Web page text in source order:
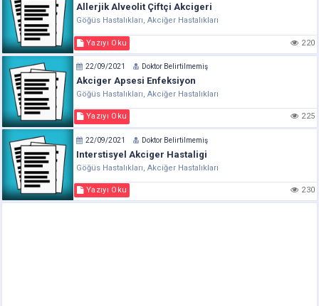
Allerjik Alveolit Çiftçi Akcigeri
Göğüs Hastalıkları, Akciğer Hastalıkları
Yazıyı Oku 220
22/09/2021 Doktor Belirtilmemiş
Akciger Apsesi Enfeksiyon
Göğüs Hastalıkları, Akciğer Hastalıkları
Yazıyı Oku 225
22/09/2021 Doktor Belirtilmemiş
Interstisyel Akciger Hastaligi
Göğüs Hastalıkları, Akciğer Hastalıkları
Yazıyı Oku 230